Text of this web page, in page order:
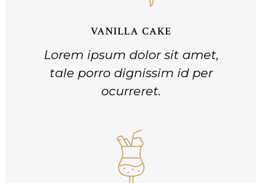
VANILLA CAKE
Lorem ipsum dolor sit amet,
tale porro dignissim id per
ocurreret.